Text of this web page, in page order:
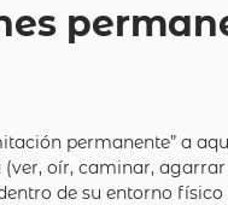
permanente” a
oír, caminar,
de su entorno